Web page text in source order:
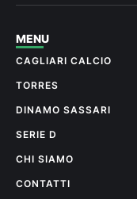
MENU
CAGLIARI CALCIO
TORRES
DINAMO SASSARI
SERIE D
CHI SIAMO
CONTATTI